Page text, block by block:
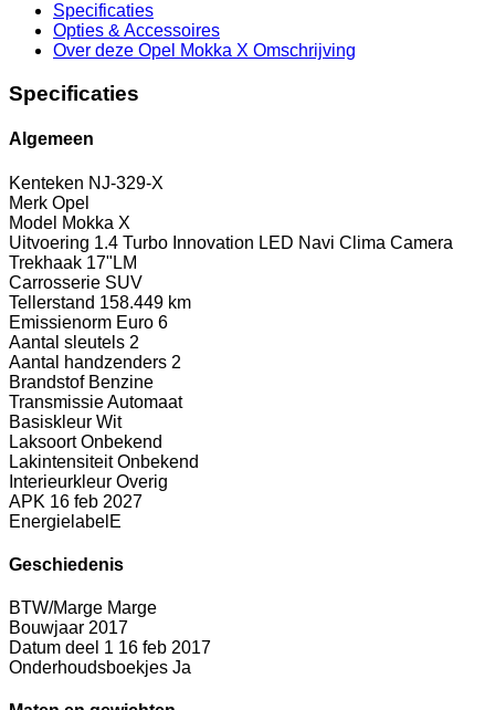
Specificaties
Opties & Accessoires
Over deze Opel Mokka X Omschrijving
Specificaties
Algemeen
Kenteken NJ-329-X
Merk Opel
Model Mokka X
Uitvoering 1.4 Turbo Innovation LED Navi Clima Camera
Trekhaak 17"LM
Carrosserie SUV
Tellerstand 158.449 km
Emissienorm Euro 6
Aantal sleutels 2
Aantal handzenders 2
Brandstof Benzine
TransmissieAutomaat
Basiskleur Wit
Laksoort Onbekend
Lakintensiteit Onbekend
Interieurkleur Overig
APK 16 feb 2027
Energielabel E
Geschiedenis
BTW/Marge Marge
Bouwjaar 2017
Datum deel 1 16 feb 2017
Onderhoudsboekjes Ja